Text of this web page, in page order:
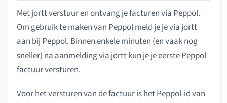
Met jortt verstuur en ontvang je facturen via Peppol.
Om gebruik te maken van Peppol meld je je via jortt
aan bij Peppol. Binnen enkele minuten (en vaak nog
sneller) na aanmelding via jortt kun je je eerste Peppol
factuur versturen.
Voor het versturen van de factuur is het Peppol-id van